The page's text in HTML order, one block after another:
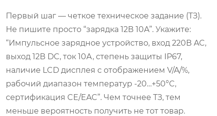
Первый шаг — четкое техническое задание (ТЗ).
Не пишите просто “зарядка 12В 10А”. Укажите:
“Импульсное зарядное устройство, вход 220В AC,
выход 12В DC, ток 10А, степень защиты IP67,
наличие LCD дисплея с отображением V/A/%,
рабочий диапазон температур -20…+50°C,
сертификация CE/EAC”. Чем точнее ТЗ, тем
меньше вероятность получить не тот товар.